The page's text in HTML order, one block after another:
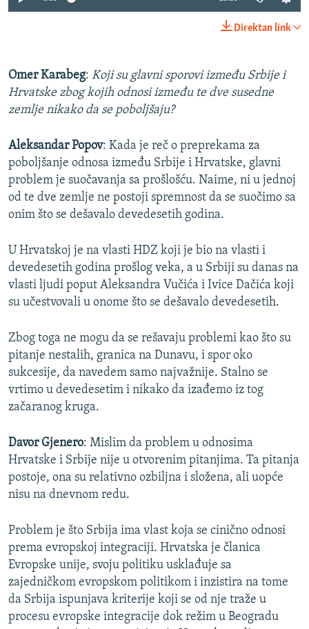
Direktan link
Omer Karabeg: Koji su glavni sporovi između Srbije i
Hrvatske zbog kojih odnosi između te dve susedne
zemlje nikako da se poboljšaju?
Aleksandar Popov: Kada je reč o preprekama za
poboljšanje odnosa između Srbije i Hrvatske, glavni
problem je suočavanja sa prošlošću. Naime, ni u jednoj
od te dve zemlje ne postoji spremnost da se suočimo sa
onim što se dešavalo devedesetih godina.
U Hrvatskoj je na vlasti HDZ koji je bio na vlasti i
devedesetih godina prošlog veka, a u Srbiji su danas na
vlasti ljudi poput Aleksandra Vučića i Ivice Dačića koji
su učestvovali u onome što se dešavalo devedesetih.
Zbog toga ne mogu da se rešavaju problemi kao što su
pitanje nestalih, granica na Dunavu, i spor oko
sukcesije, da navedem samo najvažnije. Stalno se
vrtimo u devedesetim i nikako da izađemo iz tog
začaranog kruga.
Davor Gjenero: Mislim da problem u odnosima
Hrvatske i Srbije nije u otvorenim pitanjima. Ta pitanja
postoje, ona su relativno ozbiljna i složena, ali uopće
nisu na dnevnom redu.
Problem je što Srbija ima vlast koja se cinično odnosi
prema evropskoj integraciji. Hrvatska je članica
Evropske unije, svoju politiku usklađuje sa
zajedničkom evropskom politikom i inzistira na tome
da Srbija ispunjava kriterije koji se od nje traže u
procesu evropske integracije dok režim u Beogradu